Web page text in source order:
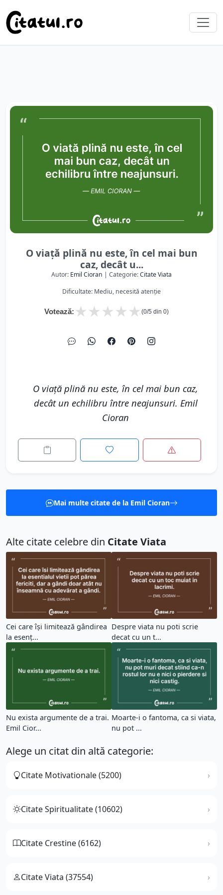
O viață plină nu este, în cel mai bun
caz, decât u...
Autor: Emil Cioran | Categorie:Citate Viata
Dificultate: Mediu, necesită atenție
Votează: ★
★
★
★
★ (0/5 din 0)
O viață plină nu este, în cel mai bun caz,
decât un echilibru între neajunsuri. Emil
Cioran
Mai multe citate de la Emil Cioran
Alte citate celebre din Citate Viata
Cei care își limitează gândirea
la esenț...
Despre viata nu poti scrie
decat cu un t...
Nu exista argumente de a trai.
Emil Cior...
Moarte-i o fantoma, ca si viata,
nu pot ...
Alege un citat din altă categorie:
Citate Motivationale (5200)
Citate Spiritualitate (10602)
Citate Crestine (6162)
Citate Viata (37554)